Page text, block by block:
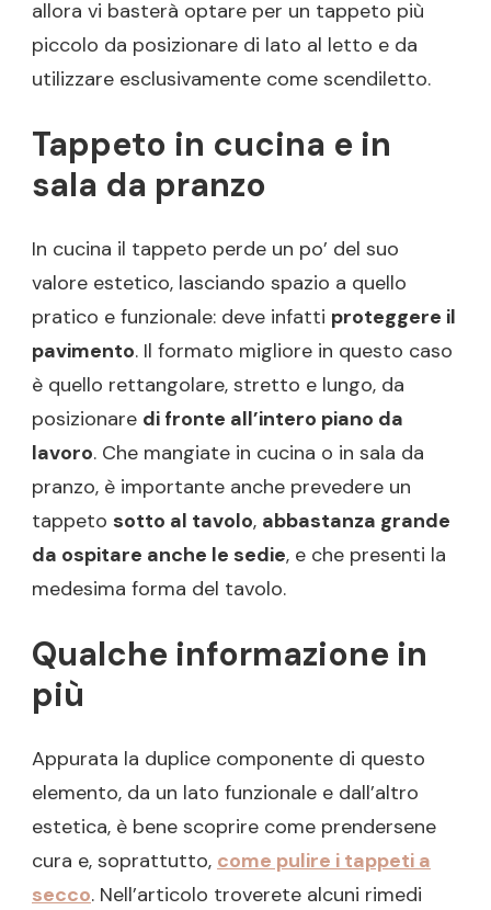
allora vi basterà optare per un tappeto più
piccolo da posizionare di lato al letto e da
utilizzare esclusivamente come scendiletto.
Tappeto in cucina e in
sala da pranzo
In cucina il tappeto perde un po’ del suo
valore estetico, lasciando spazio a quello
pratico e funzionale: deve infatti proteggere il
pavimento. Il formato migliore in questo caso
è quello rettangolare, stretto e lungo, da
posizionare di fronte all’intero piano da
lavoro. Che mangiate in cucina o in sala da
pranzo, è importante anche prevedere un
tappeto sotto al tavolo, abbastanza grande
da ospitare anche le sedie, e che presenti la
medesima forma del tavolo.
Qualche informazione in
più
Appurata la duplice componente di questo
elemento, da un lato funzionale e dall’altro
estetica, è bene scoprire come prendersene
cura e, soprattutto, come pulire i tappeti a
secco. Nell’articolo troverete alcuni rimedi